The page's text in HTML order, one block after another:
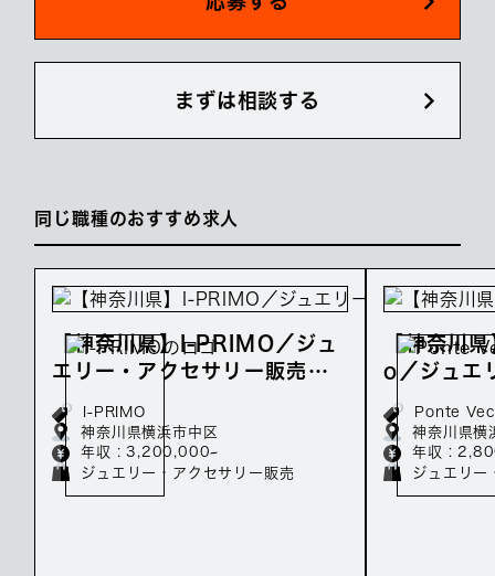
まずは相談する
同じ職種のおすすめ求人
【神奈川県】I-PRIMO／ジュ
エリー・アクセサリー販売の
正社員募集／年収320万～
I-PRIMO
神奈川県横浜市中区
年収 : 3,200,000~
ジュエリー・アクセサリー販売
【神奈川
o／ジュエ
販売の正
万～
Ponte
神奈川県横
年収 :
ジュエリー